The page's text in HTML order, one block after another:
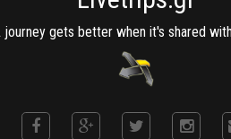
A journey gets better when it's shared with